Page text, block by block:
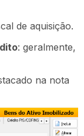
de aquisição.
: geralmente,
na nota